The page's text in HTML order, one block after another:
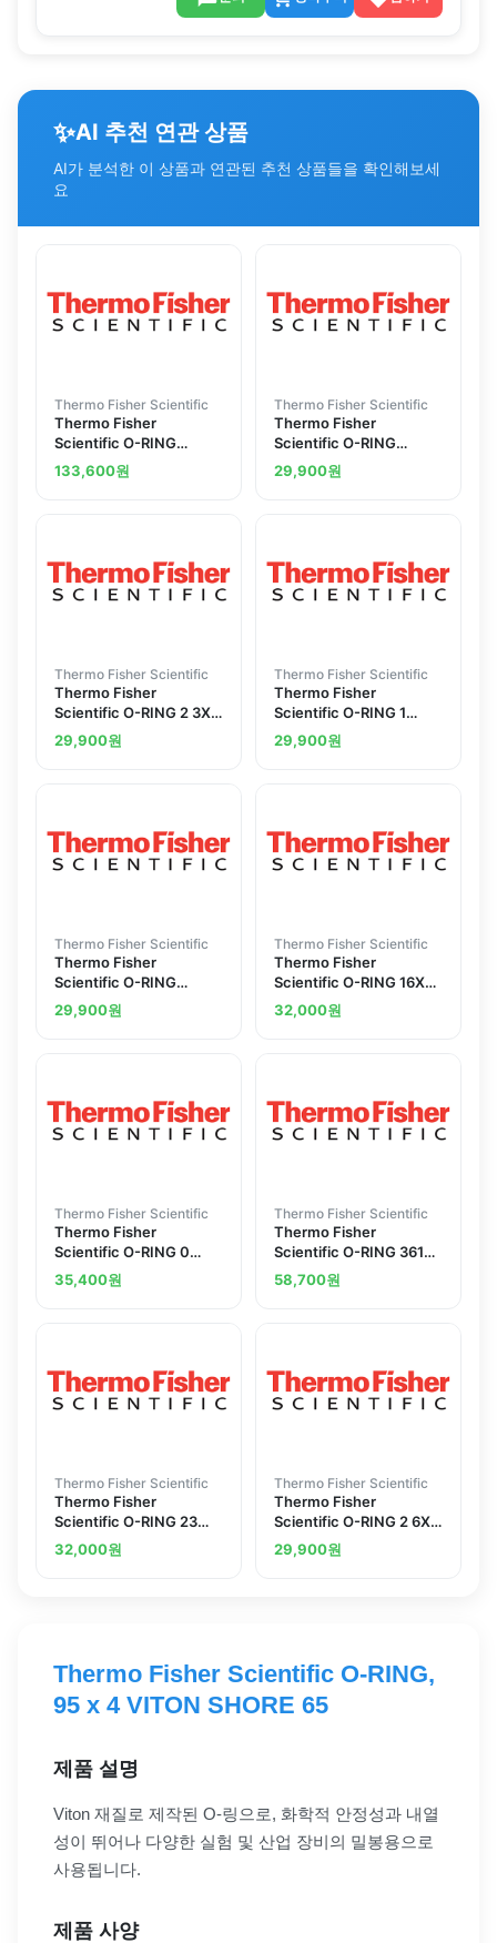
✨AI 추천 연관 상품
AI가 분석한 이 상품과 연관된 추천 상품들을 확인해보세
요
Thermo Fisher Scientific
Thermo Fisher
Scientific O-RING
SILICONE SIZE 220
50975585
133,600원
Thermo Fisher Scientific
Thermo Fisher
Scientific O-RING
3.68X1.78 EPDM 70S
29,900원
Thermo Fisher Scientific
Thermo Fisher
Scientific O-RING 2 3X1
0 EPDM 70S
29,900원
Thermo Fisher Scientific
Thermo Fisher
Scientific O-RING 1
78X1 02 EPDM 70S
29,900원
Thermo Fisher Scientific
Thermo Fisher
Scientific O-RING
1.06X1.27 EPDM 70S
29,900원
Thermo Fisher Scientific
Thermo Fisher
Scientific O-RING 16X2
0 EPDM 70S
32,000원
Thermo Fisher Scientific
Thermo Fisher
Scientific O-RING 0
78X1 02 EPDM 70S
35,400원
Thermo Fisher Scientific
Thermo Fisher
Scientific O-RING 3617
X 262
58,700원
Thermo Fisher Scientific
Thermo Fisher
Scientific O-RING 23
47X2 62 EPDM 70S
32,000원
Thermo Fisher Scientific
Thermo Fisher
Scientific O-RING 2 6X1
3 EPDM 70S
29,900원
Thermo Fisher Scientific O-RING,
95 x 4 VITON SHORE 65
제품 설명
Viton 재질로 제작된 O-링으로, 화학적 안정성과 내열
성이 뛰어나 다양한 실험 및 산업 장비의 밀봉용으로
사용됩니다.
제품 사양